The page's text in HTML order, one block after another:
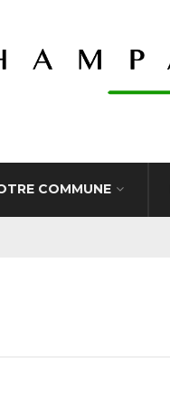
COMMUNE